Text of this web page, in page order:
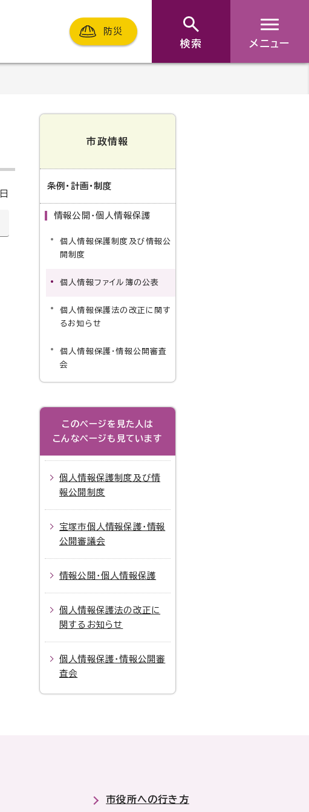
防災
検索 メニュー
日
市政情報
条例・計画・制度
情報公開・個人情報保護
個人情報保護制度及び情報公
開制度
個人情報ファイル簿の公表
個人情報保護法の改正に関す
るお知らせ
個人情報保護・情報公開審査
会
このページを見た人は
こんなページも見ています
個人情報保護制度及び情
報公開制度
宝塚市個人情報保護・情報
公開審議会
情報公開・個人情報保護
個人情報保護法の改正に
関するお知らせ
個人情報保護・情報公開審
査会
市役所への行き方